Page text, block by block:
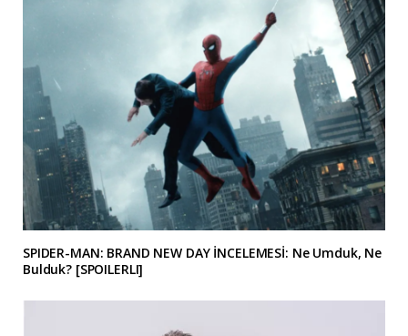
SPIDER-MAN: BRAND NEW DAY İNCELEMESİ: Ne Umduk, Ne
Bulduk? [SPOILERLI]